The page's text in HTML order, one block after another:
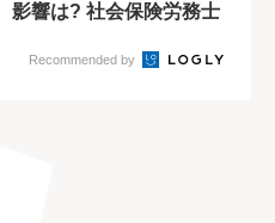
影響は? 社会保険労務士
Recommended by